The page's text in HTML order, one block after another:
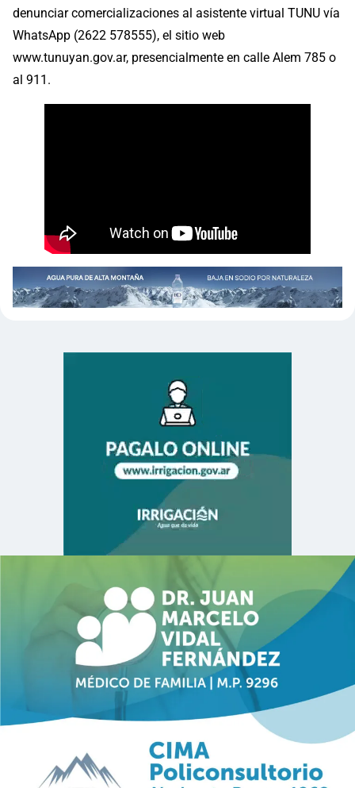
denunciar comercializaciones al asistente virtual TUNU vía
WhatsApp (2622 578555), el sitio web
www.tunuyan.gov.ar, presencialmente en calle Alem 785 o
al 911.